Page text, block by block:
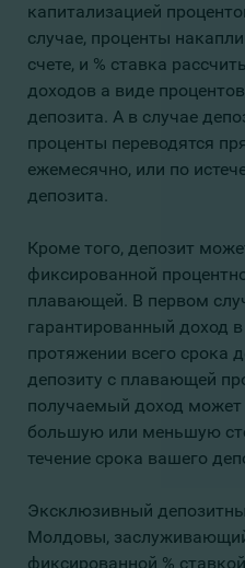
капитализацией
случае, проценты
счете, и % ставка
доходов а виде
депозита. А в случае
проценты переводятся
ежемесячно, или по
депозита.
Кроме того, депозит
фиксированной
плавающей. В первом
гарантированный доход
протяжении всего срока
депозиту с плавающей
получаемый доход может
большую или меньшую
течение срока вашего
Эксклюзивный
Молдовы,
фиксированной % ставкой